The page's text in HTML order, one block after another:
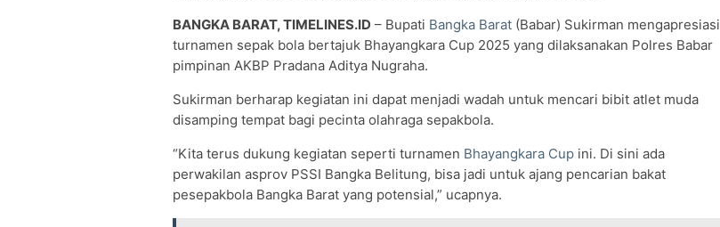
BANGKA BARAT, TIMELINES.ID – Bupati Bangka Barat (Babar) Sukirman mengapresiasi
turnamen sepak bola bertajuk Bhayangkara Cup 2025 yang dilaksanakan Polres Babar
pimpinan AKBP Pradana Aditya Nugraha.
Sukirman berharap kegiatan ini dapat menjadi wadah untuk mencari bibit atlet muda
disamping tempat bagi pecinta olahraga sepakbola.
“Kita terus dukung kegiatan seperti turnamen Bhayangkara Cup ini. Di sini ada
perwakilan asprov PSSI Bangka Belitung, bisa jadi untuk ajang pencarian bakat
pesepakbola Bangka Barat yang potensial,” ucapnya.